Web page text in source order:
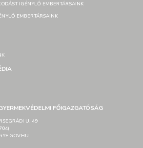
IGÉNYLŐ EMBERTÁRSAINK
EMBERTÁRSAINK
FŐIGAZGATÓSÁG
U. 49